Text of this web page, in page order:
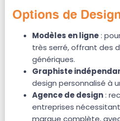
Options de
Modèles en ligne:
très serré, offrant des
génériques.
Graphiste
design personnalisé à
Agence de design:
entreprises
marque complète,